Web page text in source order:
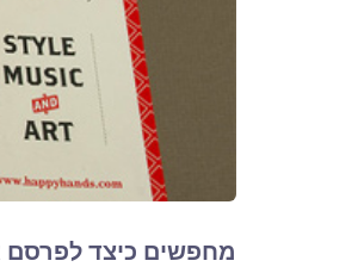
מחפשים כיצד